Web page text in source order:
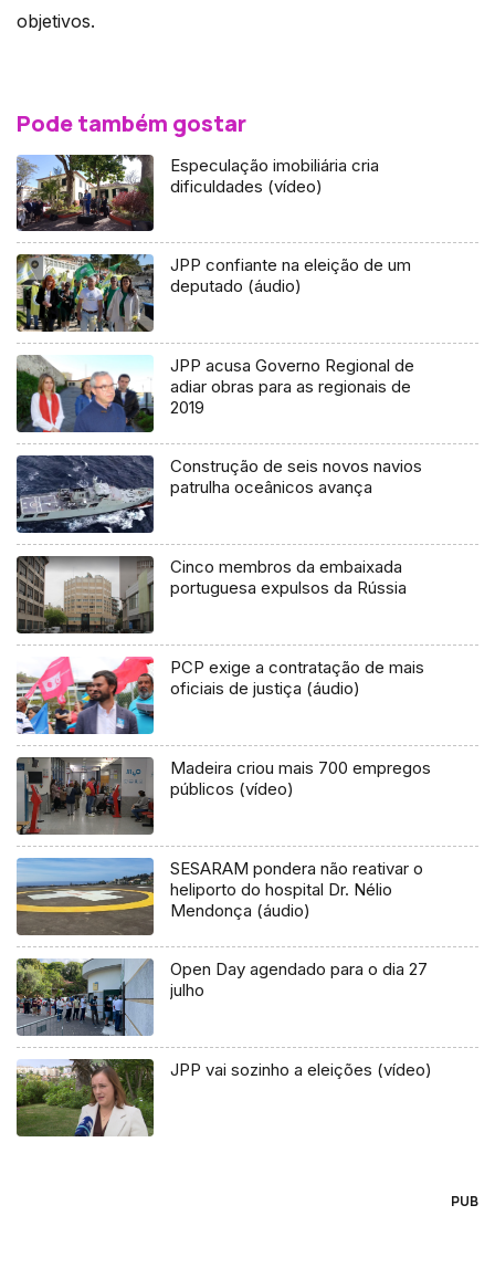
objetivos.
Pode também gostar
Especulação imobiliária cria
dificuldades (vídeo)
JPP confiante na eleição de um
deputado (áudio)
JPP acusa Governo Regional de
adiar obras para as regionais de
2019
Construção de seis novos navios
patrulha oceânicos avança
Cinco membros da embaixada
portuguesa expulsos da Rússia
PCP exige a contratação de mais
oficiais de justiça (áudio)
Madeira criou mais 700 empregos
públicos (vídeo)
SESARAM pondera não reativar o
heliporto do hospital Dr. Nélio
Mendonça (áudio)
Open Day agendado para o dia 27
julho
JPP vai sozinho a eleições (vídeo)
PUB